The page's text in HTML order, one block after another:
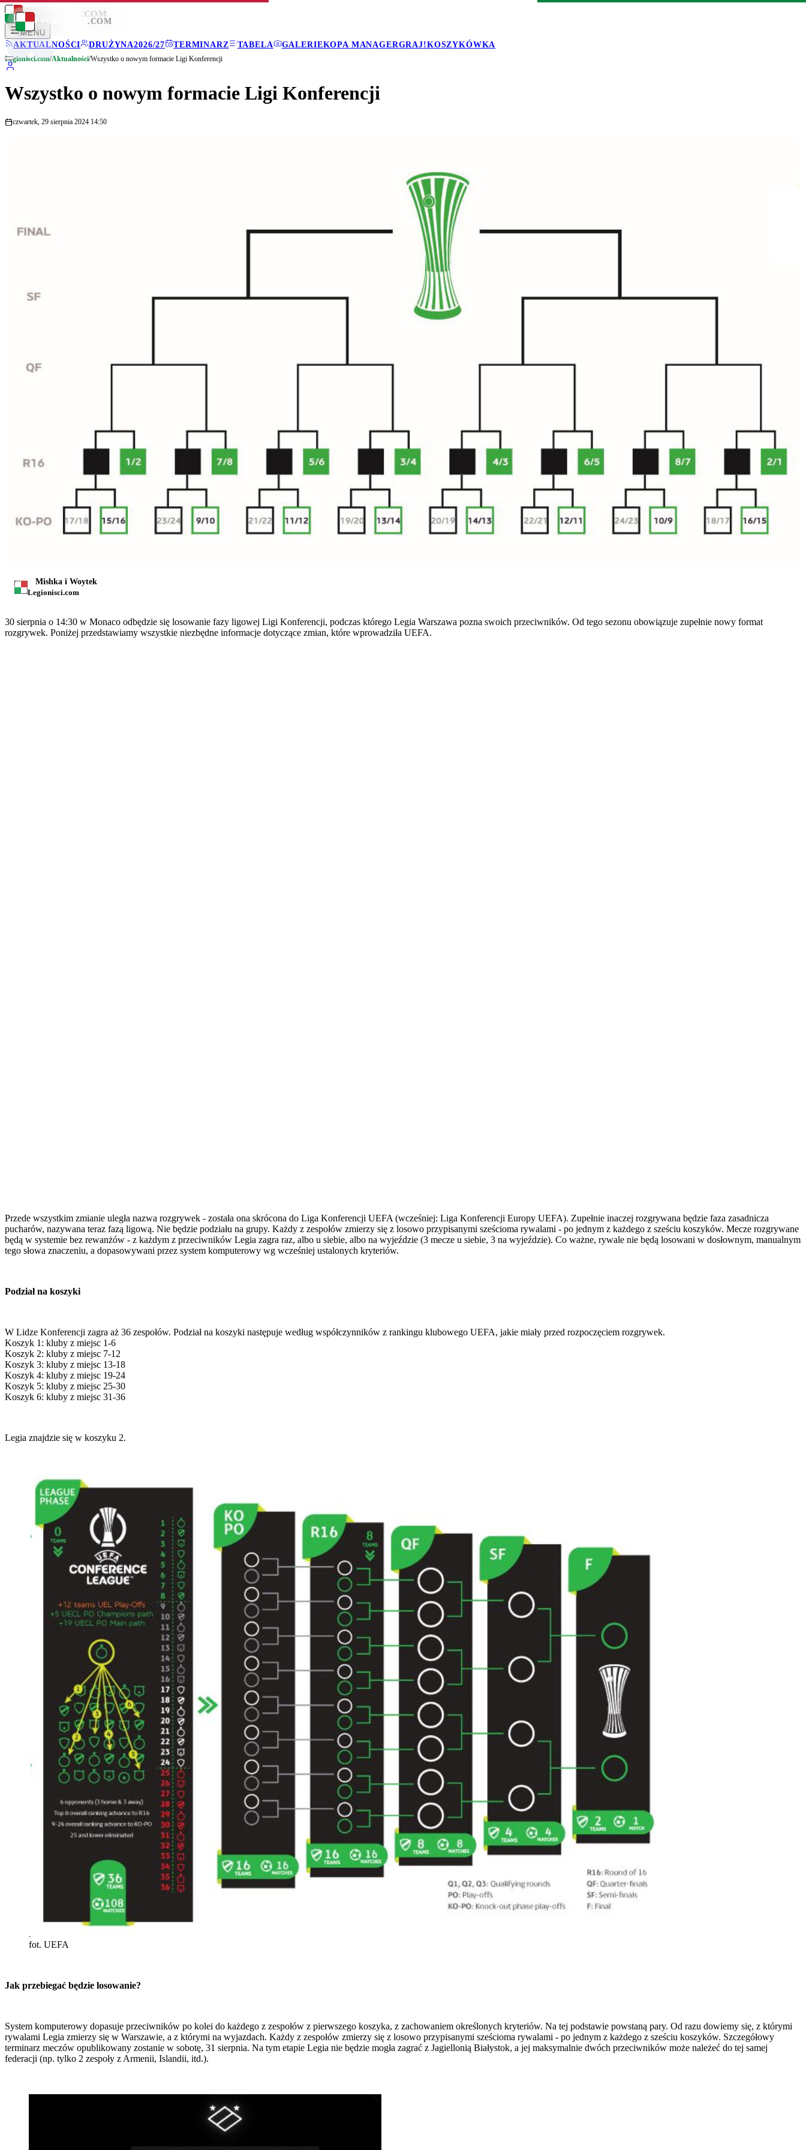
LEGIONISCI .COM
MENU
AKTUALNOŚCI
DRUŻYNA2026/27 TERMINARZ TABELA GALERIEKOPA MANAGERGRAJ!KOSZYKÓWKA
LEGIONISCI .COM
Legionisci.com/Aktualności/Wszystko o nowym formacie Ligi Konferencji
Wszystko o nowym formacie Ligi Konferencji
czwartek, 29 sierpnia 2024 14:50
Mishka i Woytek
Legionisci.com
30 sierpnia o 14:30 w Monaco odbędzie się losowanie fazy ligowej Ligi Konferencji, podczas którego Legia Warszawa pozna swoich przeciwników. Od tego sezonu obowiązuje zupełnie nowy format
rozgrywek. Poniżej przedstawiamy wszystkie niezbędne informacje dotyczące zmian, które wprowadziła UEFA.
Przede wszystkim zmianie uległa nazwa rozgrywek - została ona skrócona do Liga Konferencji UEFA (wcześniej: Liga Konferencji Europy UEFA). Zupełnie inaczej rozgrywana będzie faza zasadnicza
pucharów, nazywana teraz fazą ligową. Nie będzie podziału na grupy. Każdy z zespołów zmierzy się z losowo przypisanymi sześcioma rywalami - po jednym z każdego z sześciu koszyków. Mecze rozgrywane
będą w systemie bez rewanżów - z każdym z przeciwników Legia zagra raz, albo u siebie, albo na wyjeździe (3 mecze u siebie, 3 na wyjeździe). Co ważne, rywale nie będą losowani w dosłownym, manualnym
tego słowa znaczeniu, a dopasowywani przez system komputerowy wg wcześniej ustalonych kryteriów.
Podział na koszyki
W Lidze Konferencji zagra aż 36 zespołów. Podział na koszyki następuje według współczynników z rankingu klubowego UEFA, jakie miały przed rozpoczęciem rozgrywek.
Koszyk 1: kluby z miejsc 1-6
Koszyk 2: kluby z miejsc 7-12
Koszyk 3: kluby z miejsc 13-18
Koszyk 4: kluby z miejsc 19-24
Koszyk 5: kluby z miejsc 25-30
Koszyk 6: kluby z miejsc 31-36
Legia znajdzie się w koszyku 2.
fot. UEFA
Jak przebiegać będzie losowanie?
System komputerowy dopasuje przeciwników po kolei do każdego z zespołów z pierwszego koszyka, z zachowaniem określonych kryteriów. Na tej podstawie powstaną pary. Od razu dowiemy się, z którymi
rywalami Legia zmierzy się w Warszawie, a z którymi na wyjazdach. Każdy z zespołów zmierzy się z losowo przypisanymi sześcioma rywalami - po jednym z każdego z sześciu koszyków. Szczegółowy
terminarz meczów opublikowany zostanie w sobotę, 31 sierpnia. Na tym etapie Legia nie będzie mogła zagrać z Jagiellonią Białystok, a jej maksymalnie dwóch przeciwników może należeć do tej samej
federacji (np. tylko 2 zespoły z Armenii, Islandii, itd.).